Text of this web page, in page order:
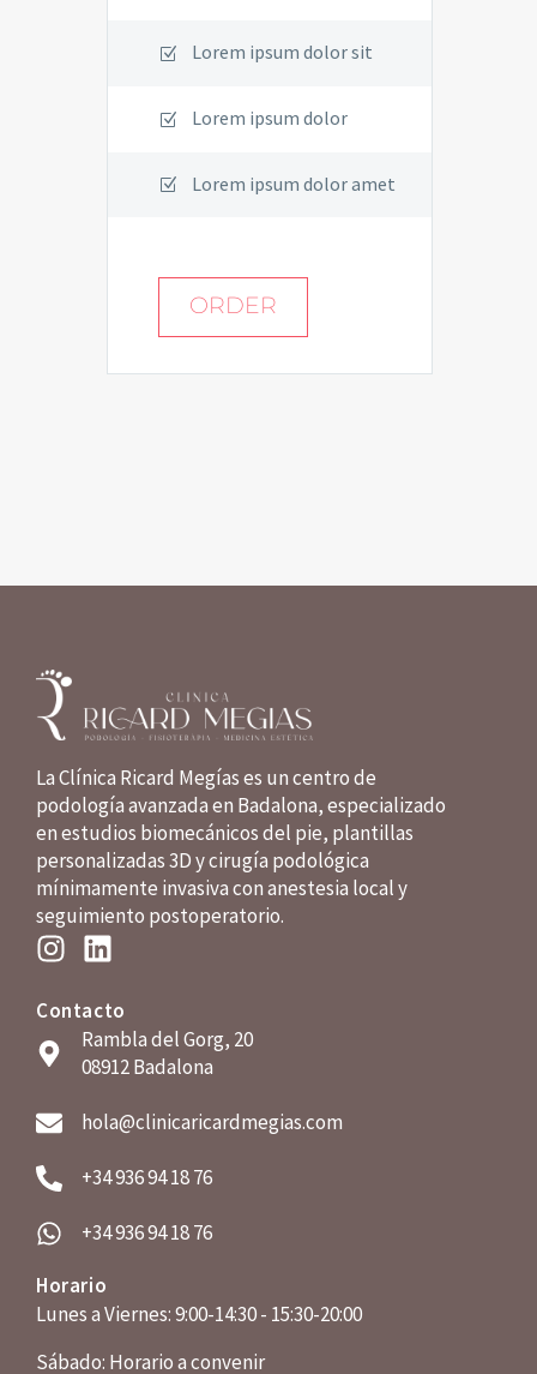
Lorem ipsum dolor sit
Lorem ipsum dolor
Lorem ipsum dolor amet
ORDER
La Clínica Ricard Megías es un centro de
podología avanzada en Badalona, especializado
en estudios biomecánicos del pie, plantillas
personalizadas 3D y cirugía podológica
mínimamente invasiva con anestesia local y
seguimiento postoperatorio.
Contacto
Rambla del Gorg, 20
08912 Badalona
hola@clinicaricardmegias.com
+34 936 94 18 76
+34 936 94 18 76
Horario
Lunes a Viernes: 9:00-14:30 - 15:30-20:00
Sábado: Horario a convenir